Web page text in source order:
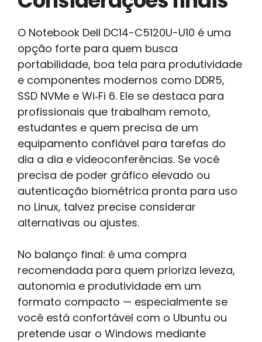
O Notebook Dell DC14-C5120U-U10 é uma
opção forte para quem busca
portabilidade, boa tela para produtividade
e componentes modernos como DDR5,
SSD NVMe e Wi‑Fi 6. Ele se destaca para
profissionais que trabalham remoto,
estudantes e quem precisa de um
equipamento confiável para tarefas do
dia a dia e videoconferências. Se você
precisa de poder gráfico elevado ou
autenticação biométrica pronta para uso
no Linux, talvez precise considerar
alternativas ou ajustes.
No balanço final: é uma compra
recomendada para quem prioriza leveza,
autonomia e produtividade em um
formato compacto — especialmente se
você está confortável com o Ubuntu ou
pretende usar o Windows mediante